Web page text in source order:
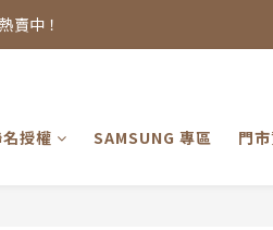
當日庫存為準，敬請見諒。」
賣中！
當日庫存為準，敬請見諒。」
授權 SAMSUNG 專區 門